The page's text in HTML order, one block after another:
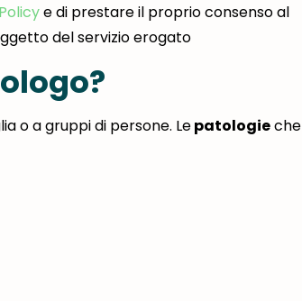
e di prestare il proprio consenso al
del servizio erogato
o a gruppi di persone. Lepatologieche